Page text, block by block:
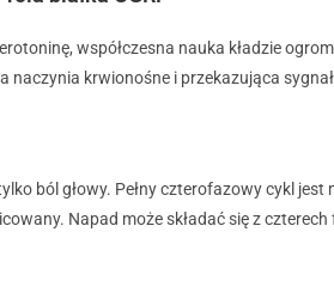
współczesna nauka kładzie
krwionośne i przekazująca
ból głowy. Pełny czterofazowy cykl
Napad może składać się z